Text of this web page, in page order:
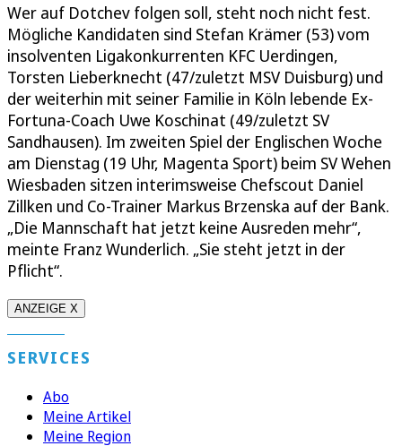
Wer auf Dotchev folgen soll, steht noch nicht fest.
Mögliche Kandidaten sind Stefan Krämer (53) vom
insolventen Ligakonkurrenten KFC Uerdingen,
Torsten Lieberknecht (47/zuletzt MSV Duisburg) und
der weiterhin mit seiner Familie in Köln lebende Ex-
Fortuna-Coach Uwe Koschinat (49/zuletzt SV
Sandhausen). Im zweiten Spiel der Englischen Woche
am Dienstag (19 Uhr, Magenta Sport) beim SV Wehen
Wiesbaden sitzen interimsweise Chefscout Daniel
Zillken und Co-Trainer Markus Brzenska auf der Bank.
„Die Mannschaft hat jetzt keine Ausreden mehr“,
meinte Franz Wunderlich. „Sie steht jetzt in der
Pflicht“.
ANZEIGE X
SERVICES
Abo
Meine Artikel
Meine Region